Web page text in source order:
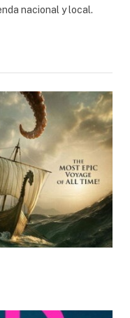
nacional y local.